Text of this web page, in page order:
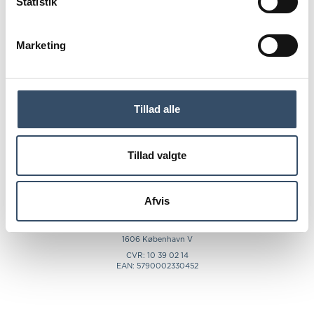
Marketing
Tillad alle
Tillad valgte
Afvis
TemaTorsdag foregår som webinar.
nyheder.
Du kan stille spørgsmål undervejs i chatten.
+45 33 12 03 30
1606 København V
CVR: 10 39 02 14
EAN: 5790002330452